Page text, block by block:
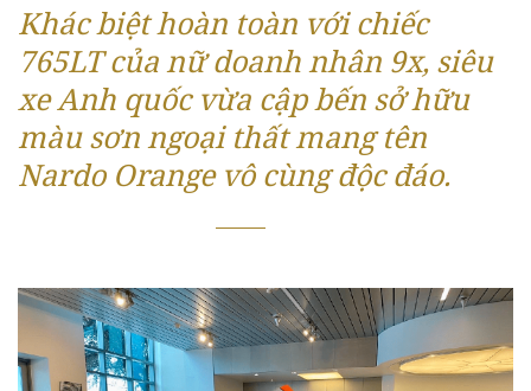
Khác biệt hoàn toàn với chiếc
765LT của nữ doanh nhân 9x, siêu
xe Anh quốc vừa cập bến sở hữu
màu sơn ngoại thất mang tên
Nardo Orange vô cùng độc đáo.